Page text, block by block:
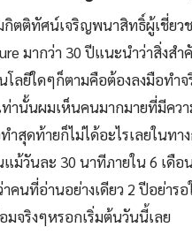
กิตติทัศน์เจริญพนาสิทธิ์ผู้เชี่ยว
มากว่า 30 ปีแนะนำว่าสิ่งส
โลยีใดๆก็ตามคือต้องลงมือทำ
ท่านั้นผมเห็นคนมากมายที่มีคว
ำสุดท้ายก็ไม่ได้อะไรเลยในท
แม้วันละ 30 นาทีภายใน 6 เดื
คนที่อ่านอย่างเดียว 2 ปีอย่าร
มจริงๆหรอกเริ่มต้นวันนี้เลย